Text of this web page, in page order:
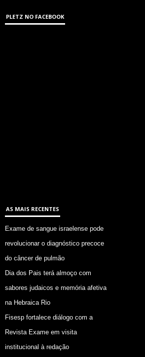
PLETZ NO FACEBOOK
AS MAIS RECENTES
Exame de sangue israelense pode
revolucionar o diagnóstico precoce
do câncer de pulmão
Dia dos Pais terá almoço com
sabores judaicos e memória afetiva
na Hebraica Rio
Fisesp fortalece diálogo com a
Revista Exame em visita
institucional à redação